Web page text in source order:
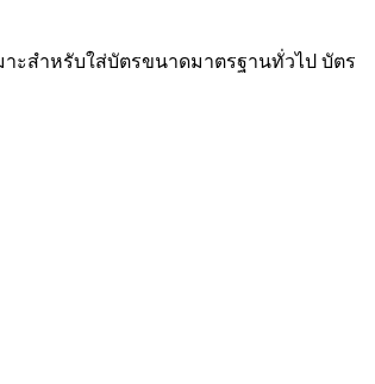
ะสำหรับใส่บัตรขนาดมาตรฐานทั่วไป บัตร